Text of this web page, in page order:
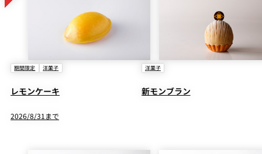
期間限定 洋菓子
レモンケーキ
2026/8/31まで
洋菓子
新モンブラン